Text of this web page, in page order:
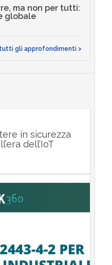
ma non per tutti:
globale
gli approfondimenti >
in sicurezza
dell’IoT